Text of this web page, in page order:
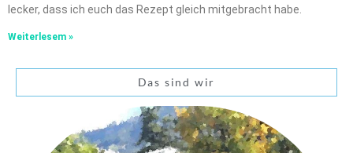
lecker, dass ich euch das Rezept gleich mitgebracht habe.
Weiterlesem »
Das sind wir